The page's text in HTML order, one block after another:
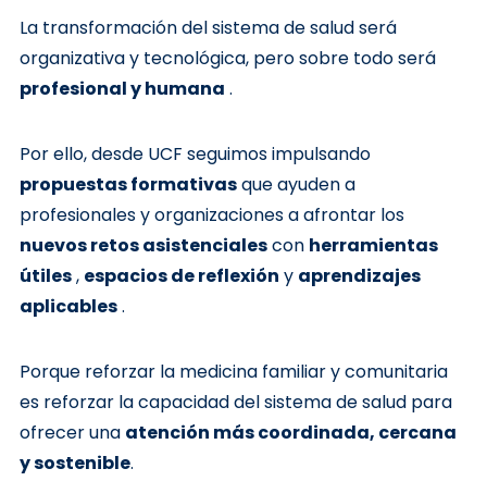
La transformación del sistema de salud será
organizativa y tecnológica, pero sobre todo será
profesional y humana .
Por ello, desde UCF seguimos impulsando
propuestas formativasque ayuden a
profesionales y organizaciones a afrontar los
nuevos retos asistencialescon herramientas
útiles, espacios de reflexión y aprendizajes
aplicables.
Porque reforzar la medicina familiar y comunitaria
es reforzar la capacidad del sistema de salud para
ofrecer una atención más coordinada, cercana
y sostenible.